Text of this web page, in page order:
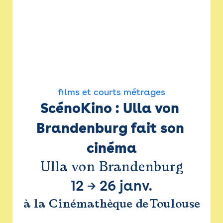
films et courts métrages
ScénoKino : Ulla von
Brandenburg fait son
cinéma
Ulla von Brandenburg
12 → 26 janv.
à la Cinémathèque de Toulouse